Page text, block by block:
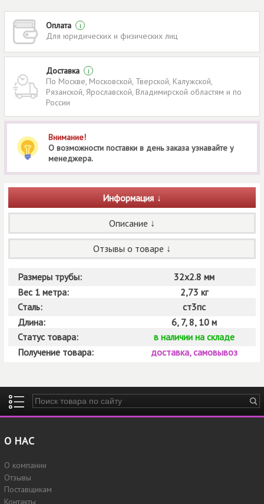
Оплата
i
Для юридических и физических лиц
Доставка
i
По Москве, Московской, Тверской, Калужской,
Рязанской, Ярославской, Владимирской областям и по
России
Внимание!
О возможности поставки в день заказа узнавайте у
менеджера.
Информация
Описание
Отзывы о товаре
Размеры трубы:
32х2.8 мм
Вес 1 метра:
2,73 кг
Сталь:
ст3пс
Длина:
6, 7, 8, 10 м
Статус товара:
в наличии на складе
Получение товара:
доставка, самовывоз
Введите ключевые слова для поиска
О НАС
О компании
Отзывы
Поставщикам
Контакты